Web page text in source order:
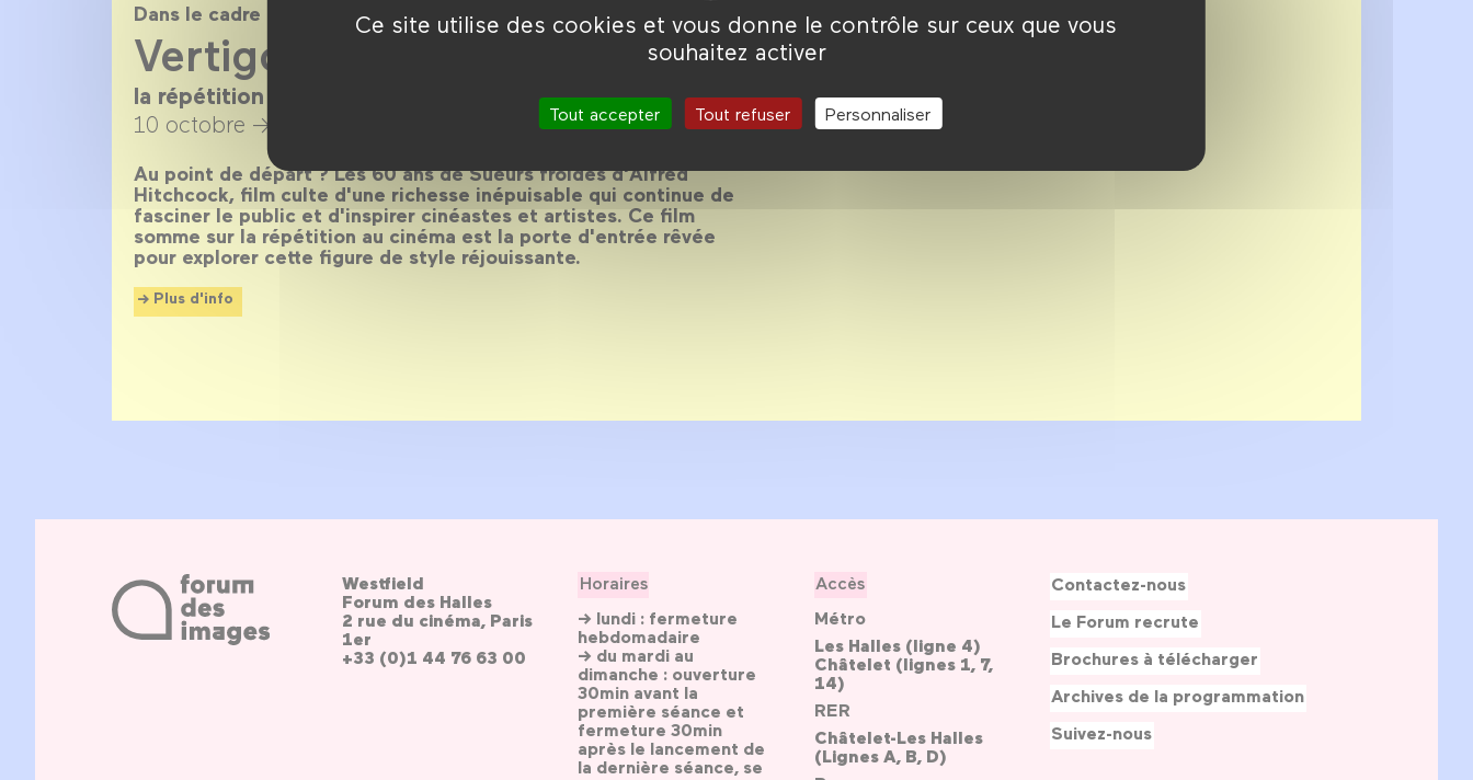
Ce site utilise des cookies et vous donne le contrôle sur ceux que vous
souhaitez activer
Tout accepter Tout refuser Personnaliser
Dans le cadre de
Vertigo Replay
la répétition au cinéma en 40 films
10 octobre →
Au point de départ ? Les 60 ans de Sueurs froides d'Alfred
Hitchcock, film culte d'une richesse inépuisable qui continue de
fasciner le public et d'inspirer cinéastes et artistes. Ce film
somme sur la répétition au cinéma est la porte d'entrée rêvée
pour explorer cette figure de style réjouissante.
Plus d'info
Westfield
Forum des Halles
2 rue du cinéma, Paris
1er
+33 (0)1 44 76 63 00
Horaires
→ lundi : fermeture
hebdomadaire
→ du mardi au
dimanche : ouverture
30min avant la
première séance et
fermeture 30min
après le lancement de
la dernière séance, se
Accès
Métro
Les Halles (ligne 4)
Châtelet (lignes 1, 7,
14)
RER
Châtelet-Les Halles
(Lignes A, B, D)
Contactez-nous
Le Forum recrute
Brochures à télécharger
Archives de la programmation
Suivez-nous